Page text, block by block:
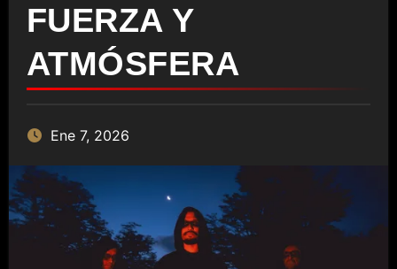
FUERZA Y
ATMÓSFERA
Ene 7, 2026